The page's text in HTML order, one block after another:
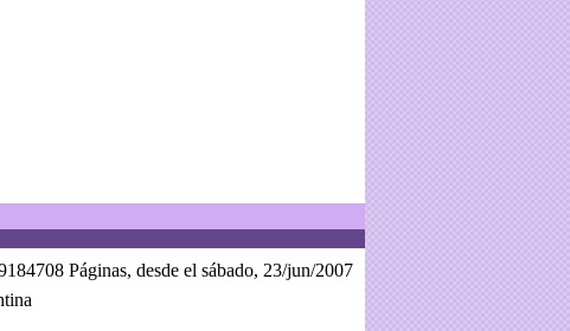
Páginas, desde el sábado, 23/jun/2007